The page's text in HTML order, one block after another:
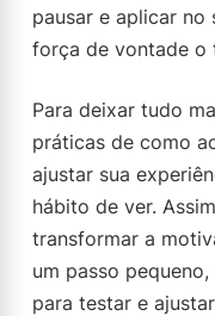
pausar e aplicar no
força de vontade o
Para deixar tudo
práticas de como
ajustar sua
hábito de ver.
transformar a
um passo pequeno,
para testar e